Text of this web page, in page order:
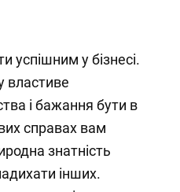
у бізнесі.
властиве
і бажання бути в
справах вам
знатність
інших.